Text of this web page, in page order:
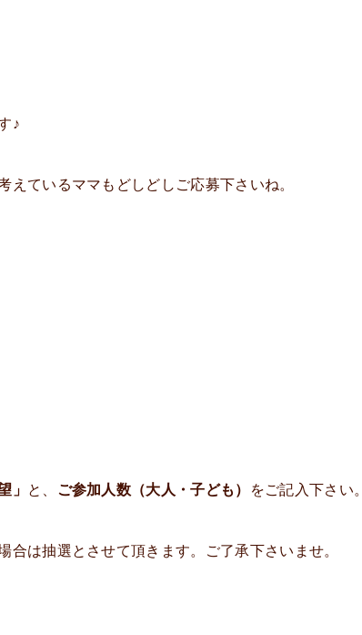
♪
ているママもどしどしご応募下さいね。
」 と、 ご参加人数（大人・子ども） をご記入下さい。
は抽選とさせて頂きます。ご了承下さいませ。